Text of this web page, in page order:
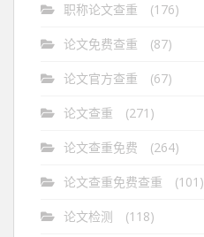
职称论文查重 (176)
论文免费查重 (87)
论文官方查重 (67)
论文查重 (271)
论文查重免费 (264)
论文查重免费查重 (101)
论文检测 (118)